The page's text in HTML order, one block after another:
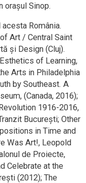
orașul Sinop.
România.
Art / Central Saint
și Design (Cluj).
of Learning,
Arts in Philadelphia
by Southeast. A
(Canada, 2016);
1916-2016,
București; Other
in Time and
Was Art!, Leopold
de Proiecte,
Celebrate at the
(2012); The